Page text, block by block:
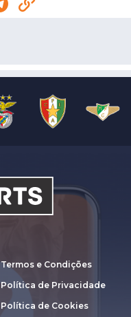
Termos e Condições
Política de Privacidade
Política de Cookies